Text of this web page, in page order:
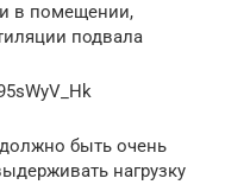
в помещении,
подвала
быть очень
нагрузку